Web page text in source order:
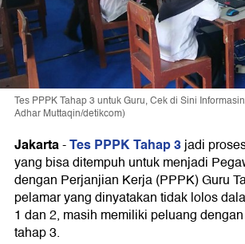
Tes PPPK Tahap 3 untuk Guru, Cek di Sini
Adhar Muttaqin/detikcom)
Jakarta-Tes PPPK Tahap 3jadi
yang bisa ditempuh untuk menjadi
dengan Perjanjian Kerja (PPPK) Guru
pelamar yang dinyatakan tidak lolos
1 dan 2, masih memiliki peluang
tahap 3.